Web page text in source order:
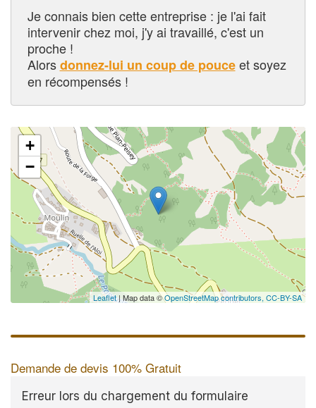
Je connais bien cette entreprise : je l'ai fait
intervenir chez moi, j'y ai travaillé, c'est un
proche !
Alorsdonnez-lui un coup de pouceet soyez
en récompensés !
+
−
Leaflet| Map data ©OpenStreetMap contributors, CC-BY-SA
Demande de devis 100% Gratuit
Erreur lors du chargement du formulaire